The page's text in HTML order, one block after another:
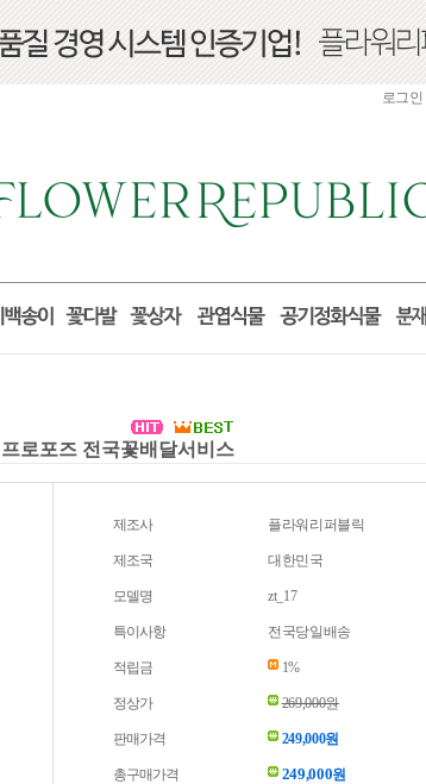
로그인
로포즈 전국꽃배달서비스
제조사 플라워리퍼블릭
제조국 대한민국
모델명 zt_17
특이사항 전국당일배송
적립금 1%
정상가 269,000원
판매가격 249,000원
총구매가격 249,000원